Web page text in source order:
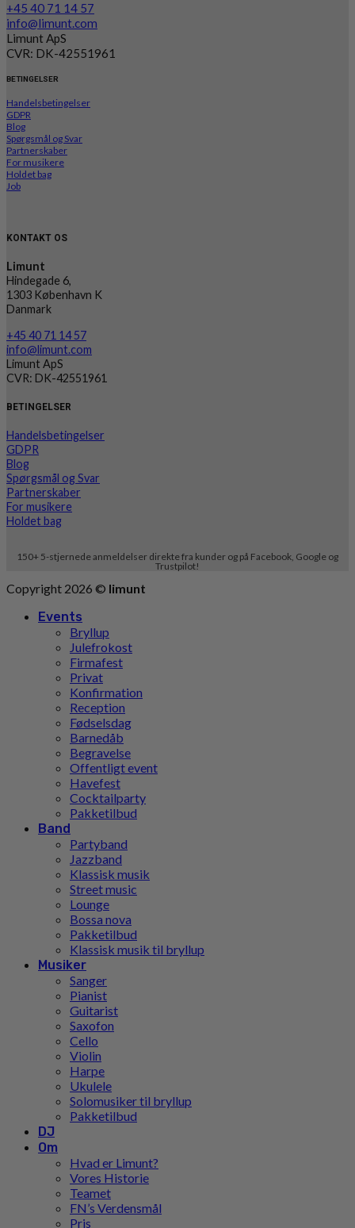
+45 40 71 14 57
info@limunt.com
Limunt ApS
CVR: DK-42551961
BETINGELSER
Handelsbetingelser
GDPR
Blog
Spørgsmål og Svar
Partnerskaber
For musikere
Holdet bag
Job
KONTAKT OS
Limunt
Hindegade 6,
1303 København K
Danmark
+45 40 71 14 57
info@limunt.com
Limunt ApS
CVR: DK-42551961
BETINGELSER
Handelsbetingelser
GDPR
Blog
Spørgsmål og Svar
Partnerskaber
For musikere
Holdet bag
150+ 5-stjernede anmeldelser direkte fra kunder og på Facebook, Google og
Trustpilot!
Copyright 2026 © limunt
Events
Bryllup
Julefrokost
Firmafest
Privat
Konfirmation
Reception
Fødselsdag
Barnedåb
Begravelse
Offentligt event
Havefest
Cocktailparty
Pakketilbud
Band
Partyband
Jazzband
Klassisk musik
Street music
Lounge
Bossa nova
Pakketilbud
Klassisk musik til bryllup
Musiker
Sanger
Pianist
Guitarist
Saxofon
Cello
Violin
Harpe
Ukulele
Solomusiker til bryllup
Pakketilbud
DJ
Om
Hvad er Limunt?
Vores Historie
Teamet
FN’s Verdensmål
Pris